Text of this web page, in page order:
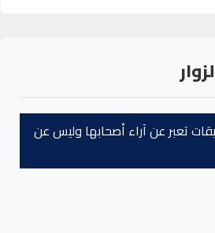
تعبر عن آراء أصحابها وليس عن